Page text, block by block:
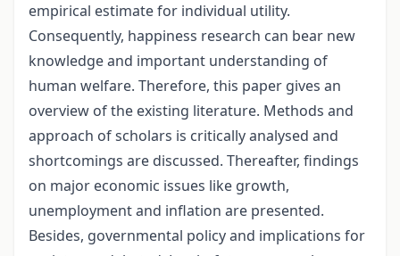
empirical estimate for individual utility.
Consequently, happiness research can bear new
knowledge and important understanding of
human welfare. Therefore, this paper gives an
overview of the existing literature. Methods and
approach of scholars is critically analysed and
shortcomings are discussed. Thereafter, findings
on major economic issues like growth,
unemployment and inflation are presented.
Besides, governmental policy and implications for